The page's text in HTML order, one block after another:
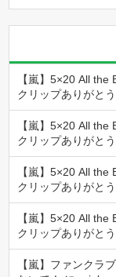
【嵐】5×20 All
クリップありがとう
【嵐】5×20 All
クリップありがとう
【嵐】5×20 All
クリップありがとう
【嵐】5×20 All
クリップありがとう
【嵐】ファンクラ